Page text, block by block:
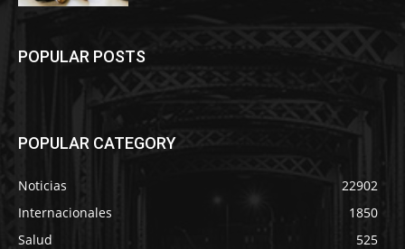
POPULAR POSTS
POPULAR CATEGORY
Noticias
22902
Internacionales
1850
Salud
525